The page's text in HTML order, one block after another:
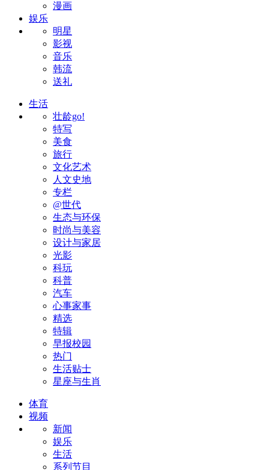
漫画
娱乐
明星
影视
音乐
韩流
送礼
生活
壮龄go!
特写
美食
旅行
文化艺术
人文史地
专栏
@世代
生态与环保
时尚与美容
设计与家居
光影
科玩
科普
汽车
心事家事
精选
特辑
早报校园
热门
生活贴士
星座与生肖
体育
视频
新闻
娱乐
生活
系列节目